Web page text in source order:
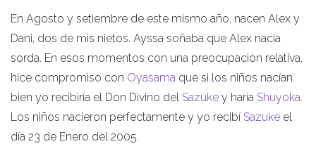
En Agosto y setiembre de este mismo año, nacen Alex y
Dani, dos de mis nietos. Ayssa soñaba que Alex nacía
sorda. En esos momentos con una preocupación relativa,
hice compromiso con Oyasama que si los niños nacían
bien yo recibiría el Don Divino del Sazuke y haría Shuyoka.
Los niños nacieron perfectamente y yo recibí Sazuke el
día 23 de Enero del 2005.